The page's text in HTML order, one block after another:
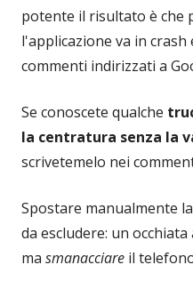
potente il risultato è che
l'applicazione va in crash
commenti indirizzati a
Se conoscete qualche
la centratura senza la
scrivetemelo nei
Spostare manualmente
da escludere: un
ma smanacciare il